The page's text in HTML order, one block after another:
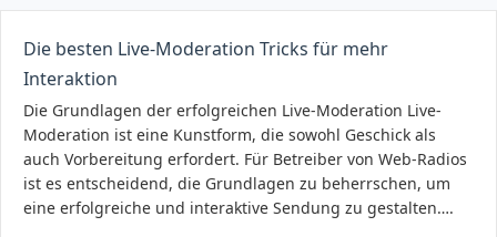
Die besten Live-Moderation Tricks für mehr
Interaktion
Die Grundlagen der erfolgreichen Live-Moderation Live-
Moderation ist eine Kunstform, die sowohl Geschick als
auch Vorbereitung erfordert. Für Betreiber von Web-Radios
ist es entscheidend, die Grundlagen zu beherrschen, um
eine erfolgreiche und interaktive Sendung zu gestalten….